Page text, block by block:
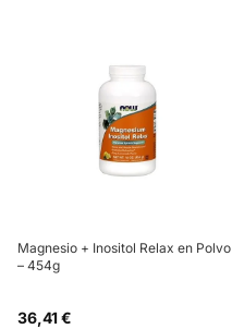
Magnesio + Inositol Relax en Polvo
– 454g
36,41 €